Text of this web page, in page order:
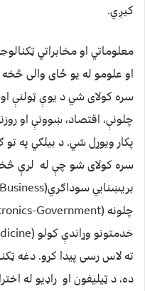
کیږي.
معلوماتي او مخابراتي
او علومو له یو ځای والی
سره کولای شي د یوې ټولنې
چلونې، اقتصاد، ښوونې او
پکار ویوړل شي. د بیلګي په
ته لاس رسی پیدا کړو. دغه
ده، د ټیلیفون او راډیو له